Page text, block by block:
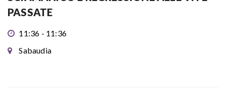
PASSATE
11:36 - 11:36
Sabaudia